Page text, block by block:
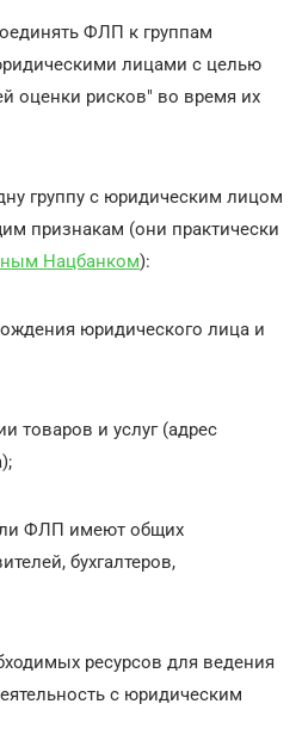
ФЛП к группам
лицами с целью
оценки рисков" во время их
группу с юридическим лицом
признакам (они практически
Нацбанком):
юридического лица и
товаров и услуг (адрес
ФЛП имеют общих
бухгалтеров,
ресурсов для ведения
с юридическим